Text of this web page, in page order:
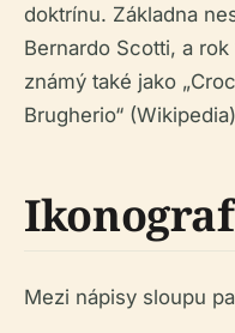
doktrínu. Základna
Bernardo Scotti, a
známý také jako
Brugherio“
Mezi nápisy sloupu